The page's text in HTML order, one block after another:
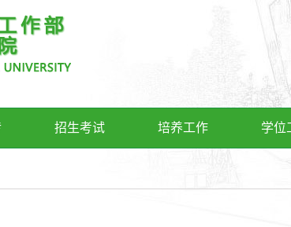
招生考试 培养工作 学位